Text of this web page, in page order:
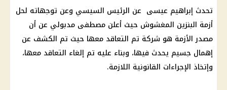
تحدث إبراهيم عيسى عن الرئيس السيسي وعن توجهاته لحل
أزمة البنزين المغشوش حيث أعلن مصطفى مدبولي عن أن
مصدر الأزمة هو شركة تم التعاقد معها حيث تم الكشف عن
إهمال جسيم يحدث فيها، وبناء عليه تم إلغاء التعاقد معها،
وإتخاذ الإجراءات القانونية اللازمة.